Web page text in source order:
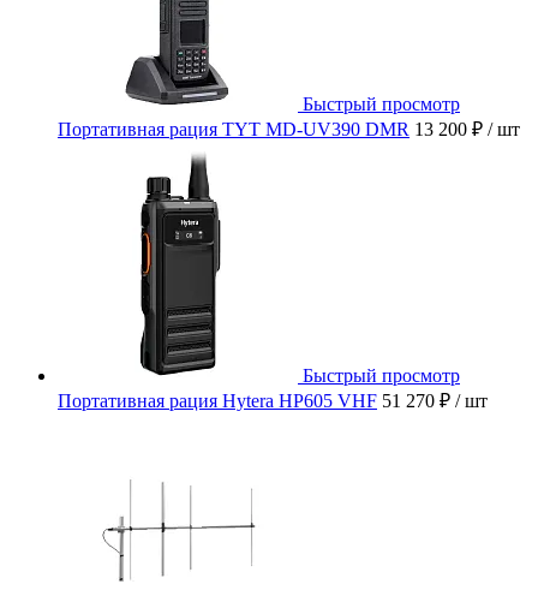
Быстрый просмотр
Портативная рация TYT MD-UV390 DMR 13 200 ₽ / шт
Быстрый просмотр
Портативная рация Hytera HP605 VHF 51 270 ₽ / шт